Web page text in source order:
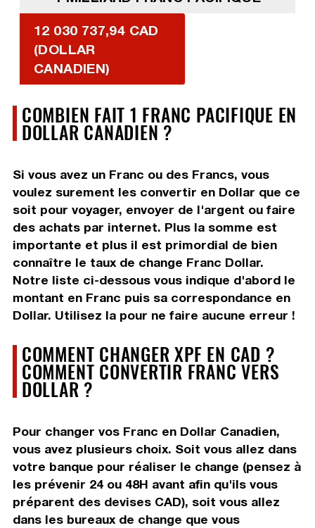
12 030 737,94 CAD
(DOLLAR
CANADIEN)
COMBIEN FAIT 1 FRANC PACIFIQUE EN
DOLLAR CANADIEN ?
Si vous avez un Franc ou des Francs, vous
voulez surement les convertir en Dollar que ce
soit pour voyager, envoyer de l'argent ou faire
des achats par internet. Plus la somme est
importante et plus il est primordial de bien
connaître le taux de change Franc Dollar.
Notre liste ci-dessous vous indique d'abord le
montant en Franc puis sa correspondance en
Dollar. Utilisez la pour ne faire aucune erreur !
COMMENT CHANGER XPF EN CAD ?
COMMENT CONVERTIR FRANC VERS
DOLLAR ?
Pour changer vos Franc en Dollar Canadien,
vous avez plusieurs choix. Soit vous allez dans
votre banque pour réaliser le change (pensez à
les prévenir 24 ou 48H avant afin qu'ils vous
préparent des devises CAD), soit vous allez
dans les bureaux de change que vous